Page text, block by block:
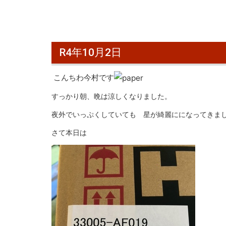
R4年10月2日
こんちわ今村です
すっかり朝、晩は涼しくなりました。
夜外でいっぷくしていても 星が綺麗にになってきまし
さて本日は